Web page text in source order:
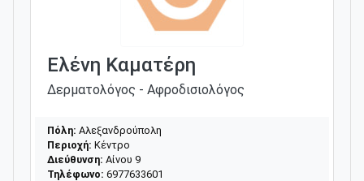
Ελένη Καματέρη
Δερματολόγος - Αφροδισιολόγος
Πόλη: Αλεξανδρούπολη
Περιοχή: Κέντρο
Διεύθυνση: Αίνου 9
Τηλέφωνο: 6977633601